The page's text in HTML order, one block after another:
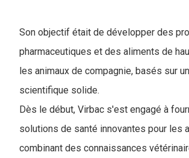
Son objectif était de développer des
pharmaceutiques et des aliments de
les animaux de compagnie, basés sur
scientifique solide.
Dès le début, Virbac s'est engagé à
solutions de santé innovantes pour les
combinant des connaissances